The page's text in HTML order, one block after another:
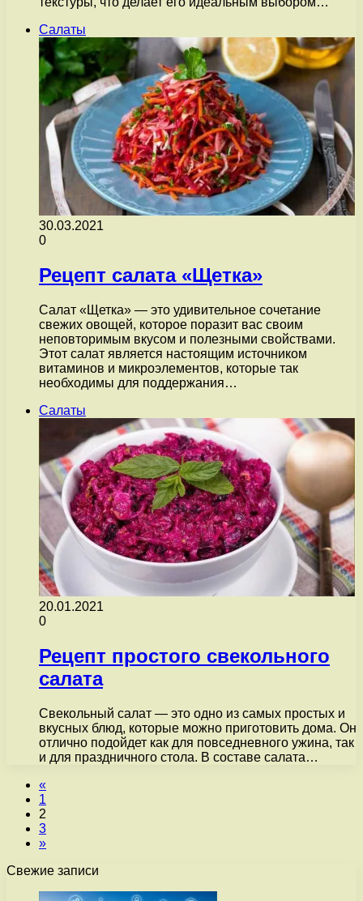
Салаты
30.03.2021
0
Рецепт салата «Щетка»
Салат «Щетка» — это удивительное сочетание
свежих овощей, которое поразит вас своим
неповторимым вкусом и полезными свойствами.
Этот салат является настоящим источником
витаминов и микроэлементов, которые так
необходимы для поддержания…
Салаты
20.01.2021
0
Рецепт простого свекольного
салата
Свекольный салат — это одно из самых простых и
вкусных блюд, которые можно приготовить дома. Он
отлично подойдет как для повседневного ужина, так
и для праздничного стола. В составе салата…
«
1
2
3
»
Свежие записи